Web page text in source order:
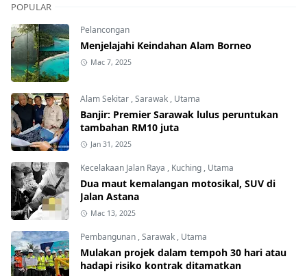
POPULAR
Pelancongan
Menjelajahi Keindahan Alam Borneo
Mac 7, 2025
Alam Sekitar ,Sarawak , Utama
Banjir: Premier Sarawak lulus peruntukan
tambahan RM10 juta
Jan 31, 2025
Kecelakaan Jalan Raya , Kuching , Utama
Dua maut kemalangan motosikal, SUV di
Jalan Astana
Mac 13, 2025
Pembangunan ,Sarawak , Utama
Mulakan projek dalam tempoh 30 hari atau
hadapi risiko kontrak ditamatkan